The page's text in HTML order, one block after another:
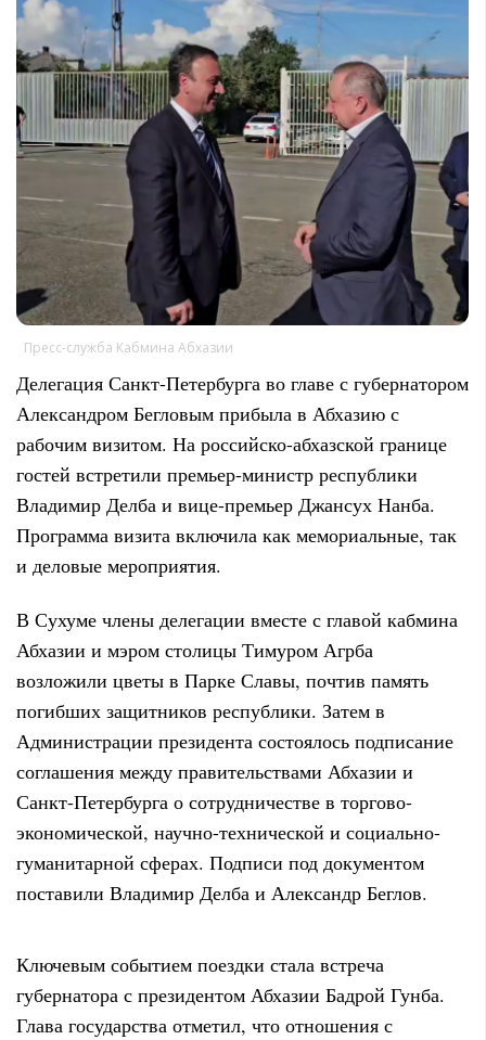
Пресс-служба Кабмина Абхазии
Делегация Санкт-Петербурга во главе с губернатором
Александром Бегловым прибыла в Абхазию с
рабочим визитом. На российско-абхазской границе
гостей встретили премьер-министр республики
Владимир Делба и вице-премьер Джансух Нанба.
Программа визита включила как мемориальные, так
и деловые мероприятия.
В Сухуме члены делегации вместе с главой кабмина
Абхазии и мэром столицы Тимуром Агрба
возложили цветы в Парке Славы, почтив память
погибших защитников республики. Затем в
Администрации президента состоялось подписание
соглашения между правительствами Абхазии и
Санкт-Петербурга о сотрудничестве в торгово-
экономической, научно-технической и социально-
гуманитарной сферах. Подписи под документом
поставили Владимир Делба и Александр Беглов.
Ключевым событием поездки стала встреча
губернатора с президентом Абхазии Бадрой Гунба.
Глава государства отметил, что отношения с